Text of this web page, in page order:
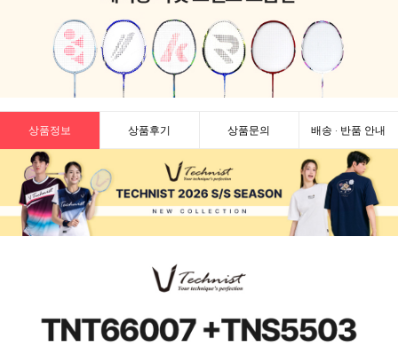
상품정보 상품후기 상품문의 배송 · 반품 안내